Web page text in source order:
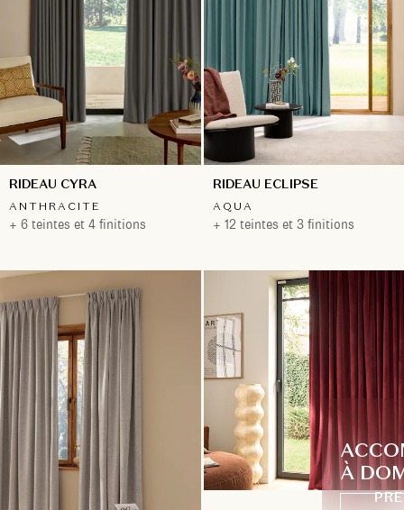
RIDEAU CYRA
ANTHRACITE
+ 6 teintes et 4 finitions
RIDEAU ECLIPSE
AQUA
+ 12 teintes et 3 finitions
À